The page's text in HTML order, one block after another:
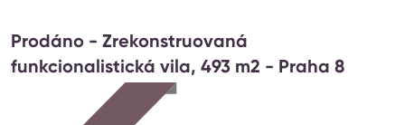
Prodáno - Zrekonstruovaná
funkcionalistická vila, 493 m2 - Praha 8